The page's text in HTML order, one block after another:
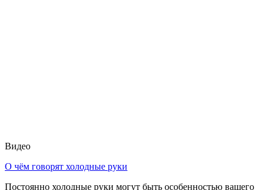
Видео
О чём говорят холодные руки
Постоянно холодные руки могут быть особенностью вашего